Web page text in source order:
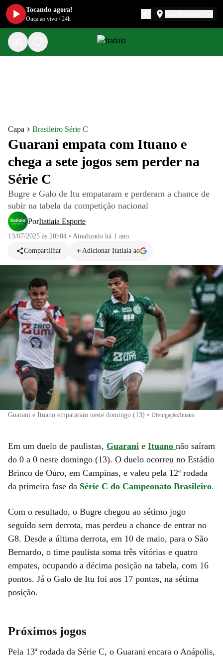
Capa Brasileiro Série C
Guarani empata com Ituano e
chega a sete jogos sem perder na
Série C
Bugre e Galo de Itu empataram e perderam a chance de
subir na tabela da competição nacional
PorItatiaia Esporte
13/07/2025 às 20h04 • Atualizado há 1 ano
Compartilhar
Adicionar Itatiaia ao
Guarani e Ituano empataram neste domingo (13) • Divulgação/Ituano
Em um duelo de paulistas, Guarani e Ituano não saíram
do 0 a 0 neste domingo (13). O duelo ocorreu no Estádio
Brinco de Ouro, em Campinas, e valeu pela 12ª rodada
da primeira fase da Série C do Campeonato Brasileiro.
Com o resultado, o Bugre chegou ao sétimo jogo
seguido sem derrota, mas perdeu a chance de entrar no
G8. Desde a última derrota, em 10 de maio, para o São
Bernardo, o time paulista soma três vitórias e quatro
empates, ocupando a décima posição na tabela, com 16
pontos. Já o Galo de Itu foi aos 17 pontos, na sétima
posição.
Próximos jogos
Pela 13ª rodada da Série C, o Guarani encara o Anápolis,
Tocando agora!
Ouça ao vivo /24h